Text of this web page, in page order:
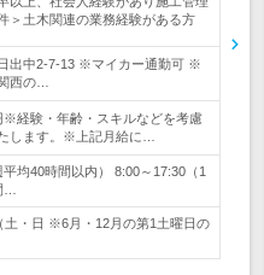
＞土木関連の業務経験がある方
出中2-7-13 ※マイカー通勤可 ※
西の…
※経験・年齢・スキルなどを考慮
します。※上記月給に…
均40時間以内） 8:00～17:30（1
…
土・日 ※6月・12月の第1土曜日の